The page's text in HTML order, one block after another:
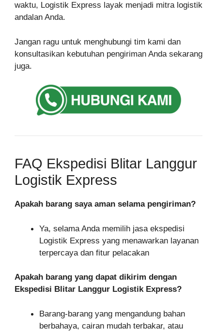
waktu, Logistik Express layak menjadi mitra logistik
andalan Anda.
Jangan ragu untuk menghubungi tim kami dan
konsultasikan kebutuhan pengiriman Anda sekarang
juga.
FAQ Ekspedisi Blitar Langgur
Logistik Express
Apakah barang saya aman selama pengiriman?
Ya, selama Anda memilih jasa ekspedisi
Logistik Express yang menawarkan layanan
terpercaya dan fitur pelacakan
Apakah barang yang dapat dikirim dengan
Ekspedisi Blitar Langgur Logistik Express?
Barang-barang yang mengandung bahan
berbahaya, cairan mudah terbakar, atau